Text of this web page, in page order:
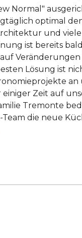
Normal"
optimal
und
ist bereits
Lösung ist
einiger Zeit auf
Tremonte
die neue